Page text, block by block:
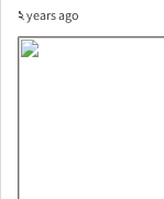
২ years ago